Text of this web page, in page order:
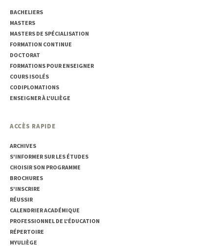
BACHELIERS
MASTERS
MASTERS DE SPÉCIALISATION
FORMATION CONTINUE
DOCTORAT
FORMATIONS POUR ENSEIGNER
COURS ISOLÉS
CODIPLOMATIONS
ENSEIGNER À L'ULIÈGE
ACCÈS RAPIDE
ARCHIVES
S'INFORMER SUR LES ÉTUDES
CHOISIR SON PROGRAMME
BROCHURES
S'INSCRIRE
RÉUSSIR
CALENDRIER ACADÉMIQUE
PROFESSIONNEL DE L'ÉDUCATION
RÉPERTOIRE
MYULIÈGE